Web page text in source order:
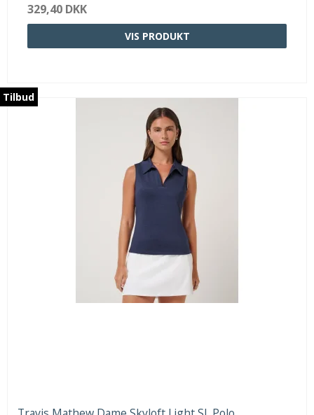
329,40 DKK
VIS PRODUKT
Tilbud